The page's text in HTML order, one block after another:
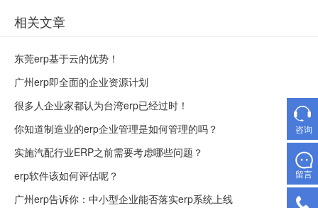
相关文章
东莞erp基于云的优势！
广州erp即全面的企业资源计划
很多人企业家都认为台湾erp已经过时！
你知道制造业的erp企业管理是如何管理的吗？
实施汽配行业ERP之前需要考虑哪些问题？
erp软件该如何评估呢？
广州erp告诉你：中小型企业能否落实erp系统上线
咨询
留言